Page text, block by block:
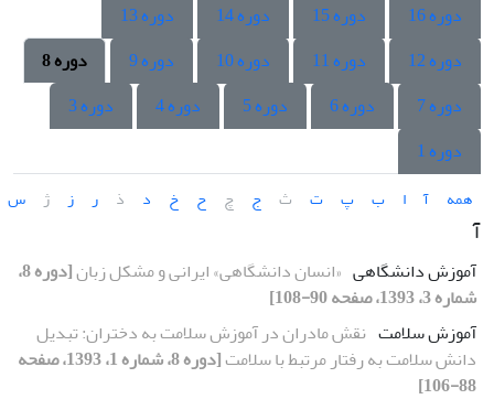
دوره 16
دوره 15 دوره 14
دوره 13
دوره 12
دوره 11 دوره 10 دوره 9
دوره 8
دوره 7
دوره 6 دوره 5 دوره 4
دوره 3
دوره 1
همه آ ا ب پ ت ث ج چ ح خ د ذ ر ز ژ س
آ
آموزش دانشگاهی «انسان دانشگاهی» ایرانی و مشکل زبان
[دوره 8،
شماره 3، 1393، صفحه 90-108]
آموزش سلامت نقش مادران در آموزش سلامت به دختران: تبدیل
دانش سلامت به رفتار مرتبط با سلامت
[دوره 8، شماره 1، 1393، صفحه
88-106]